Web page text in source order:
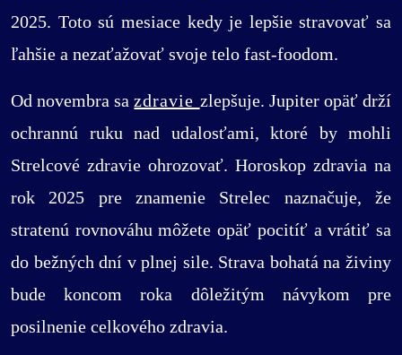
2025. Toto sú mesiace kedy je lepšie stravovať sa
ľahšie a nezaťažovať svoje telo fast-foodom.
Od novembra sa zdravie zlepšuje. Jupiter opäť drží
ochrannú ruku nad udalosťami, ktoré by mohli
Strelcové zdravie ohrozovať. Horoskop zdravia na
rok 2025 pre znamenie Strelec naznačuje, že
stratenú rovnováhu môžete opäť pocitíť a vrátiť sa
do bežných dní v plnej sile. Strava bohatá na živiny
bude koncom roka dôležitým návykom pre
posilnenie celkového zdravia.